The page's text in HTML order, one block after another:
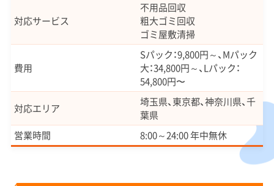
対応サービス
不用品回収
粗大ゴミ回収
ゴミ屋敷清掃
費用
Sパック：9,800円～、Mパック
大：34,800円～、Lパック：
54,800円〜
対応エリア
埼玉県、東京都、神奈川県、千
葉県
営業時間
8:00～24:00 年中無休